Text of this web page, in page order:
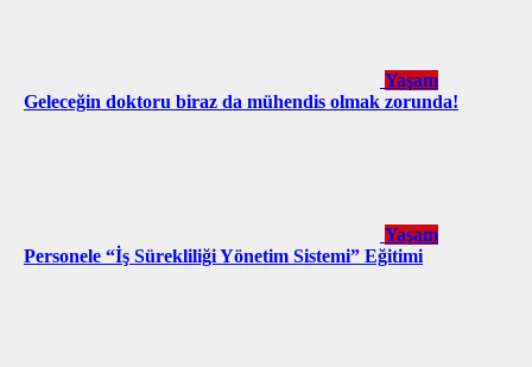
Yaşam
Geleceğin doktoru biraz da mühendis olmak zorunda!
Yaşam
Personele “İş Sürekliliği Yönetim Sistemi” Eğitimi